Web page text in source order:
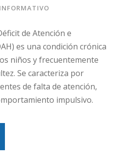
INFORMATIVO
de Atención e
es una condición crónica
niños y frecuentemente
Se caracteriza por
de falta de atención,
impulsivo.